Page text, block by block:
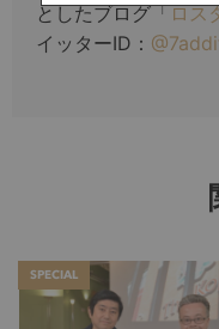
としたブログ「ロス
イッターID：
SPECIAL